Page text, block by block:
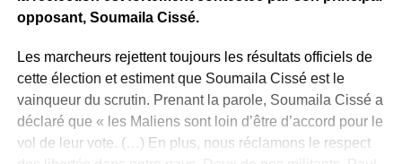
opposant, Soumaila Cissé.
Les marcheurs rejettent toujours les résultats officiels de
cette élection et estiment que Soumaila Cissé est le
vainqueur du scrutin. Prenant la parole, Soumaila Cissé a
déclaré que « les Maliens sont loin d’être d’accord pour le
vol de leur vote. (…) En plus, nous réclamons le respect